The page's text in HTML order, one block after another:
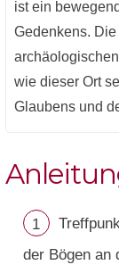
ist ein
Gedenkens.
wie dieser Ort
Glaubens und
der Bögen an